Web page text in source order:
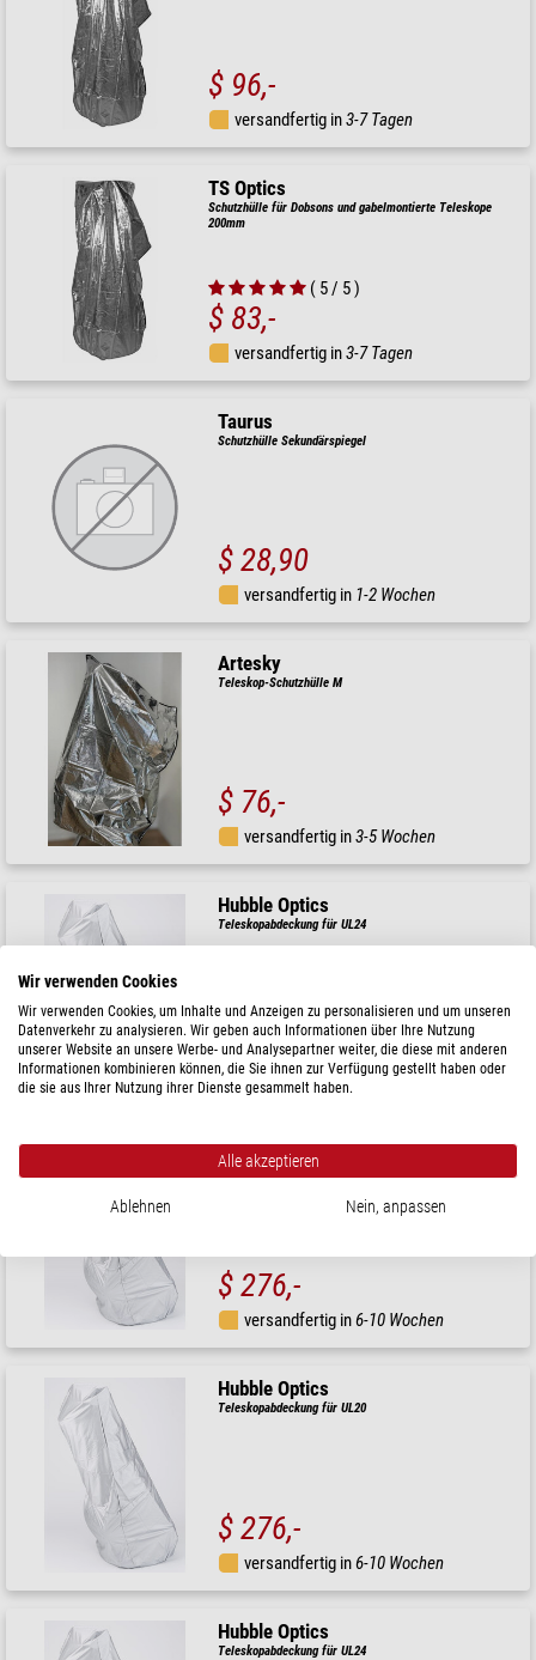
$ 96,-
versandfertig in3-7 Tagen
TS Optics
Schutzhülle für Dobsons und gabelmontierte Teleskope
200mm
( 5 / 5 )
$ 83,-
versandfertig in3-7 Tagen
Taurus
Schutzhülle Sekundärspiegel
$ 28,90
versandfertig in 1-2 Wochen
Artesky
Teleskop-Schutzhülle M
$ 76,-
versandfertig in3-5 Wochen
Hubble Optics
Teleskopabdeckung für UL24
$ 323,-
versandfertig in6-10 Wochen
Hubble Optics
Teleskopabdeckung für UL14
$ 276,-
versandfertig in6-10 Wochen
Hubble Optics
Teleskopabdeckung für UL20
$ 276,-
versandfertig in6-10 Wochen
Hubble Optics
Teleskopabdeckung für UL24
Wir verwenden Cookies
Wir verwenden Cookies, um Inhalte und Anzeigen zu personalisieren und um unseren
Datenverkehr zu analysieren. Wir geben auch Informationen über Ihre Nutzung
unserer Website an unsere Werbe- und Analysepartner weiter, die diese mit anderen
Informationen kombinieren können, die Sie ihnen zur Verfügung gestellt haben oder
die sie aus Ihrer Nutzung ihrer Dienste gesammelt haben.
Alle akzeptieren
Ablehnen Nein, anpassen